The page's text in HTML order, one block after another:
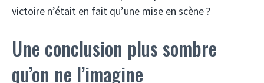
victoire n’était en fait qu’une mise en scène ?
Une conclusion plus sombre
qu’on ne l’imagine